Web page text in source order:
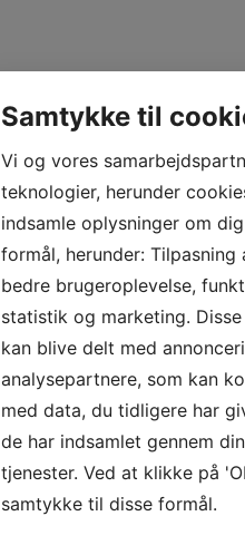
Samtykke til
Vi og vores
teknologier, herunder
indsamle oplysninger om
formål, herunder: Tilpasning
bedre brugeroplevelse,
statistik og marketing.
kan blive delt med
analysepartnere, som kan
med data, du tidligere har
de har indsamlet gennem
tjenester. Ved at klikke på
samtykke til disse formål.